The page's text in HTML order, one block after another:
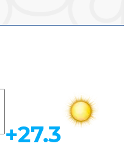
Ob-havo
+27.3